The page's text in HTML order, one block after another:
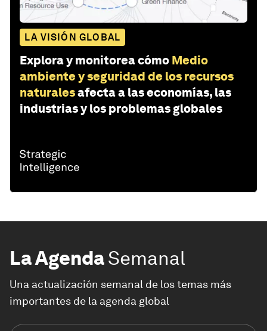
LA VISIÓN GLOBAL
Explora y monitorea cómo Medio
ambiente y seguridad de los recursos
naturalesafecta a las economías, las
industrias y los problemas globales
La AgendaSemanal
Una actualización semanal de los temas más
importantes de la agenda global